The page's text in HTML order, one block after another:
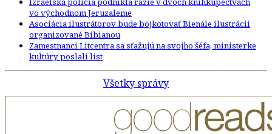
vo východnom Jeruzaleme
Asociácia ilustrátorov bude bojkotovať Bienále ilustrácií
organizované Bibianou
Zamestnanci Litcentra sa sťažujú na svojho šéfa, ministerke
kultúry poslali list
Všetky správy